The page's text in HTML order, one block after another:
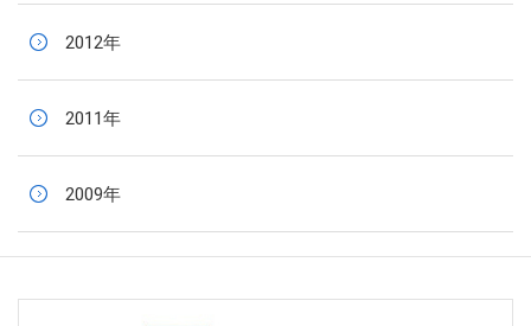
2012年
2011年
2009年